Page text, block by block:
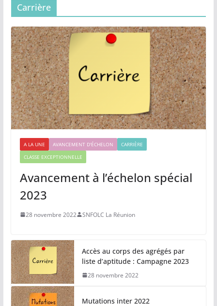
Carrière
A LA UNE AVANCEMENT D'ÉCHELON
CARRIÈRE
CLASSE EXCEPTIONNELLE
Avancement à l’échelon spécial
2023
28 novembre 2022 SNFOLC La Réunion
Accès au corps des agrégés par
liste d’aptitude : Campagne 2023
28 novembre 2022
Mutations inter 2022